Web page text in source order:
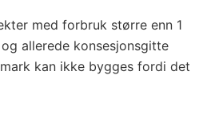
med forbruk større enn 1
allerede konsesjonsgitte
kan ikke bygges fordi det